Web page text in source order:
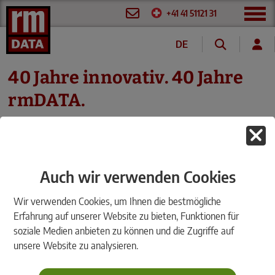
Auch wir verwenden Cookies
Wir verwenden Cookies, um Ihnen die bestmögliche
Erfahrung auf unserer Website zu bieten, Funktionen für
soziale Medien anbieten zu können und die Zugriffe auf
unsere Website zu analysieren.
+41 41 51121 31
DE
40 Jahre innovativ. 40 Jahre
rmDATA.